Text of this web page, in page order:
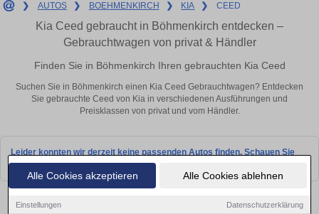
Alle Cookies akzeptieren Alle Cookies ablehnen
Einstellungen Datenschutzerklärung
❯ AUTOS ❯ BOEHMENKIRCH ❯ KIA ❯ CEED
Kia Ceed gebraucht in Böhmenkirch entdecken –
Gebrauchtwagen von privat & Händler
Finden Sie in Böhmenkirch Ihren gebrauchten Kia Ceed
Suchen Sie in Böhmenkirch einen Kia Ceed Gebrauchtwagen? Entdecken
Sie gebrauchte Ceed von Kia in verschiedenen Ausführungen und
Preisklassen von privat und vom Händler.
Leider konnten wir derzeit keine passenden Autos finden. Schauen Sie
bald wieder vorbei!